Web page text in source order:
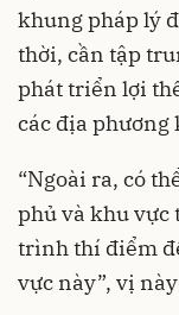
khung pháp lý
thời, cần tập
phát triển lợi
các địa phương
“Ngoài ra, có
phủ và khu vực
trình thí điểm
vực này”, vị